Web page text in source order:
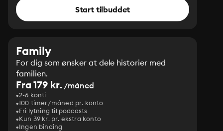
Start tilbuddet
Family
For dig som ønsker at dele historier med
familien.
Fra 179 kr./måned
2-6 konti
100 timer/måned pr. konto
Fri lytning til podcasts
Kun 39 kr. pr. ekstra konto
Ingen binding